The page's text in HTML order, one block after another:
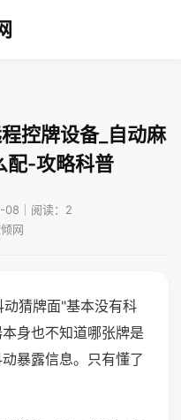
控牌设备_自动麻
配-攻略科普
｜阅读：2
网
猜牌面"基本没有科
身也不知道哪张牌是
暴露信息。只有懂了